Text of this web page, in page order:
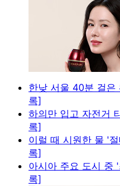
한낮 서울 40분 걸은
록]
하의만 입고 자전거
록]
이럴 때 시원한 물 '
록]
아시아 주요 도시 중
록]